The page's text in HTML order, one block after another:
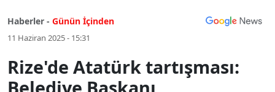
Haberler - Günün İçinden
11 Haziran 2025 - 15:31
Rize'de Atatürk tartışması: